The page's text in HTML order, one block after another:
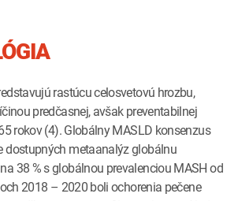
rastúcu celosvetovú hrozbu,
predčasnej, avšak preventabilnej
rokov (4). Globálny MASLD konsenzus
dostupných metaanalýz globálnu
38 % s globálnou prevalenciou MASH od
2018 – 2020 boli ochorenia pečene